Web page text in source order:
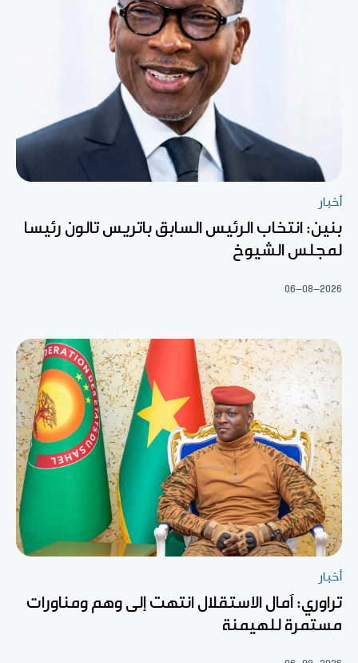
أخبار
بنين: انتخاب الرئيس السابق باتريس تالون رئيسا
لمجلس الشيوخ
06-08-2026
أخبار
تراوري: آمال الاستقلال انتهت إلى وهم ومناورات
مستمرة للهيمنة